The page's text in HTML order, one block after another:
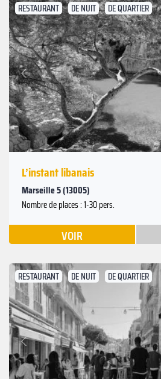
RESTAURANT DE NUIT DE QUARTIER
Précédent
L’instant libanais
Marseille 5 (13005)
Nombre de places : 1-30 pers.
VOIR
RESTAURANT DE NUIT DE QUARTIER
Précédent